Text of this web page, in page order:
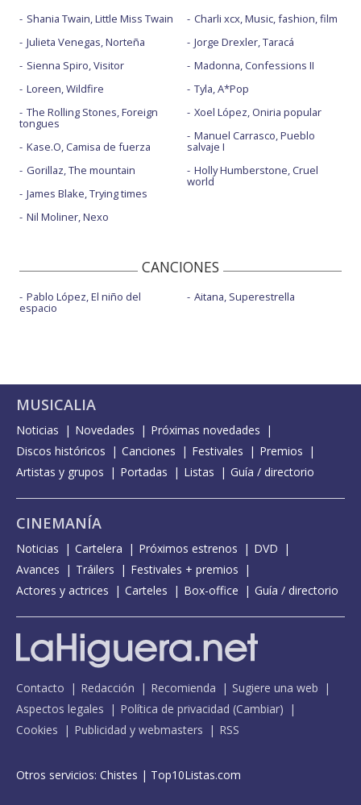
Shania Twain, Little Miss Twain
Julieta Venegas, Norteña
Sienna Spiro, Visitor
Loreen, Wildfire
The Rolling Stones, Foreign
tongues
Kase.O, Camisa de fuerza
Gorillaz, The mountain
James Blake, Trying times
Nil Moliner, Nexo
Charli xcx, Music, fashion, film
Jorge Drexler, Taracá
Madonna, Confessions II
Tyla, A*Pop
Xoel López, Oniria popular
Manuel Carrasco, Pueblo
salvaje I
Holly Humberstone, Cruel
world
CANCIONES
Pablo López, El niño del
espacio
Aitana, Superestrella
MUSICALIA
Noticias Novedades
Próximas novedades
Discos históricos
Canciones Festivales
Premios
Artistas y grupos
Portadas Listas Guía / directorio
CINEMANÍA
Noticias Cartelera Próximos estrenos
DVD
Avances
Tráilers
Festivales + premios
Actores y actrices
Carteles Box-office Guía / directorio
Contacto Redacción Recomienda
Sugiere una web
Aspectos legales
Política de privacidad (Cambiar)
Cookies
Publicidad y webmasters RSS
Otros servicios: Chistes | Top10Listas.com